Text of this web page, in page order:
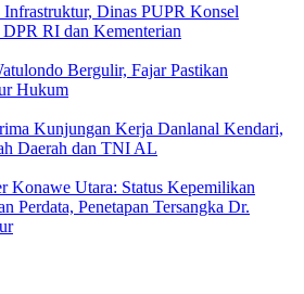
Infrastruktur, Dinas PUPR Konsel
RI dan Kementerian
Bergulir, Fajar Pastikan
Hukum
Kunjungan Kerja Danlanal Kendari,
Daerah dan TNI AL
Konawe Utara: Status Kepemilikan
Perdata, Penetapan Tersangka Dr.